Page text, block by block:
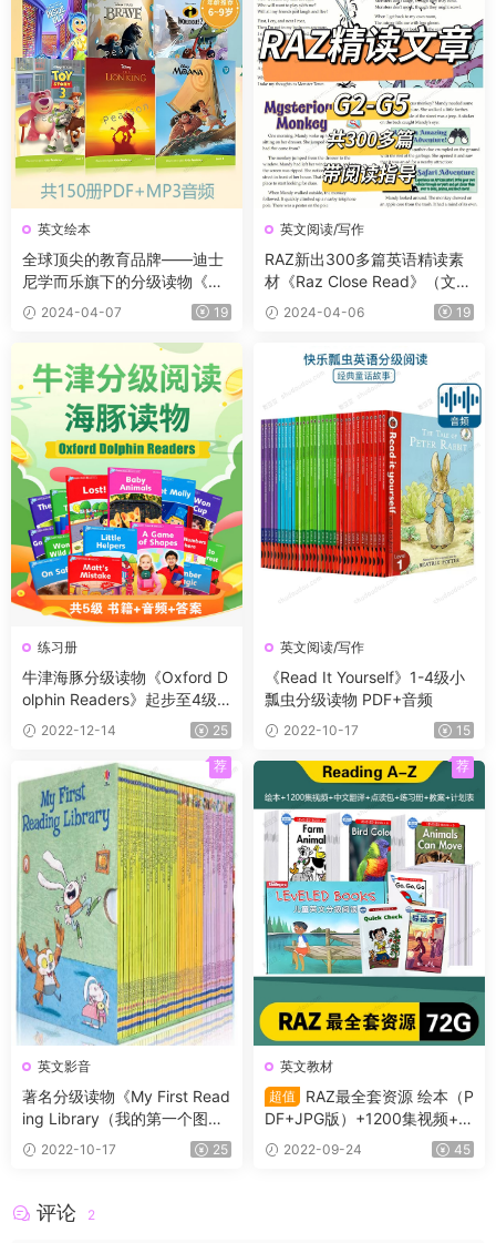
英文绘本
全球顶尖的教育品牌——迪士
尼学而乐旗下的分级读物《迪
士尼英语分级绘本》，共150
册（PDF+MP3)
2024-04-07 19
英文阅读/写作
RAZ新出300多篇英语精读素
材《Raz Close Read》（文章
+答案+解析）！让阅读能力飙
升！
2024-04-06 19
练习册
牛津海豚分级读物《Oxford D
olphin Readers》起步至4级
共5个级别 练习册+音频+答案
2022-12-14 25
英文阅读/写作
《Read It Yourself》1-4级小
瓢虫分级读物 PDF+音频
2022-10-17 15
英文影音
著名分级读物《My First Read
ing Library（我的第一个图书
馆)》 50册pdf绘本+音频+练
习册及答案
2022-10-17 25
荐
英文教材
超值
RAZ最全套资源 绘本（P
DF+JPG版）+1200集视频+中
文翻译+点读包+练习册+教案
+计划表
2022-09-24 45
荐
评论 2